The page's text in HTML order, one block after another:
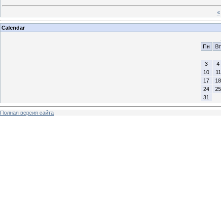
«
Calendar
Пн
Вт
3
4
10
11
17
18
24
25
31
Полная версия сайта